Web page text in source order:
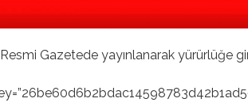
Gazetede yayınlanarak yürürlüğe